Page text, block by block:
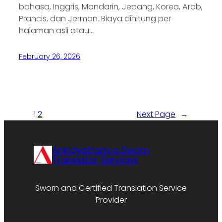
bahasa, Inggris, Mandarin, Jepang, Korea, Arab,
Prancis, dan Jerman. Biaya dihitung per
halaman asli atau…
February 26, 2026
1 2 Next Page →
Anindyatrans a Sworn
Translator Services
Sworn and Certified Translation Service
Provider